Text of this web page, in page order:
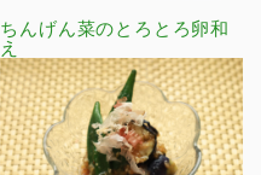
ちんげん菜のとろとろ卵和
え